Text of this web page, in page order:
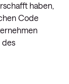
haben,
Code
des